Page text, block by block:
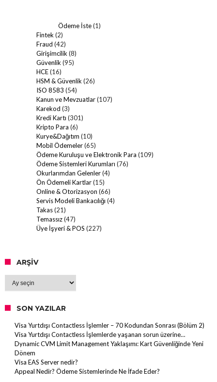
Ödeme İste(1)
Fintek (2)
Fraud (42)
Girişimcilik (8)
Güvenlik (95)
HCE(16)
HSM & Güvenlik (26)
ISO 8583 (54)
Kanun ve Mevzuatlar(107)
Karekod (3)
Kredi Kartı (301)
Kripto Para (6)
Kurye&Dağıtım (10)
Mobil Ödemeler(65)
Ödeme Kuruluşu ve Elektronik Para (109)
Ödeme Sistemleri Kurumları (76)
Okurlarımdan Gelenler(4)
Ön Ödemeli Kartlar(15)
Online & Otorizasyon (66)
Servis Modeli Bankacılığı (4)
Takas(21)
Temassız(47)
Üye İşyeri & POS (227)
ARŞIV
SON YAZILAR
Visa Yurtdışı Contactless İşlemler – 70 Kodundan Sonrası (Bölüm 2)
Visa Yurtdışı Contactless İşlemlerde yaşanan sorun üzerine…
Dynamic CVM Limit Management Yaklaşımı: Kart Güvenliğinde Yeni
Dönem
Visa EAS Server nedir?
Appeal Nedir? Ödeme Sistemlerinde Ne İfade Eder?